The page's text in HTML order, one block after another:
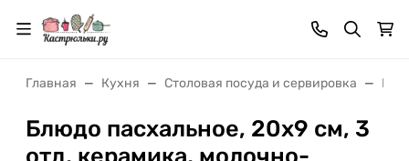
Главная Кухня Cтоловая посуда и сервировка
Блюдо пасхальное, 20х9 см, 3
отд, керамика, молочно-